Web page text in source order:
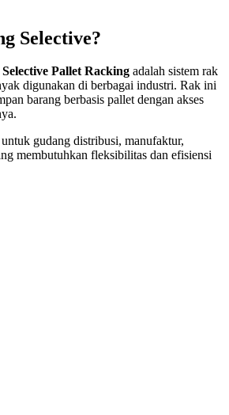
Selective?
Selective Pallet Racking adalah sistem rak
digunakan di berbagai industri. Rak ini
barang berbasis pallet dengan akses
gudang distribusi, manufaktur,
membutuhkan fleksibilitas dan efisiensi